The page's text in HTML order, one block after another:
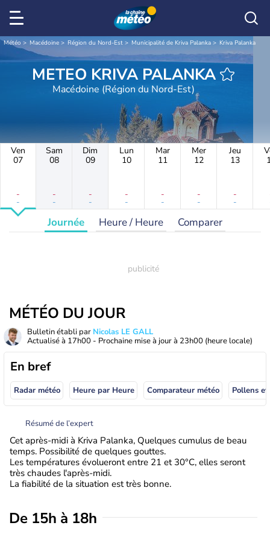
Météo Macédoine Région du Nord-Est Municipalité de Kriva Palanka Kriva Palanka
METEO KRIVA PALANKA
Macédoine (Région du Nord-Est)
Ven
07
-
-
Sam
08
-
-
Dim
09
-
-
Lun
10
-
-
Mar
11
-
-
Mer
12
-
-
Jeu
13
-
-
Journée Heure / Heure Comparer
MÉTÉO DU JOUR
Bulletin établi par Nicolas LE GALL
Actualisé à 17h00 - Prochaine mise à jour à 23h00 (heure locale)
En bref
Radar météo Heure par Heure Comparateur météo Pollens
Résumé de l’expert
Cet après-midi à Kriva Palanka, Quelques cumulus de beau
temps. Possibilité de quelques gouttes.
Les températures évolueront entre 21 et 30°C, elles seront
très chaudes l'après-midi.
La fiabilité de la situation est très bonne.
De 15h à 18h